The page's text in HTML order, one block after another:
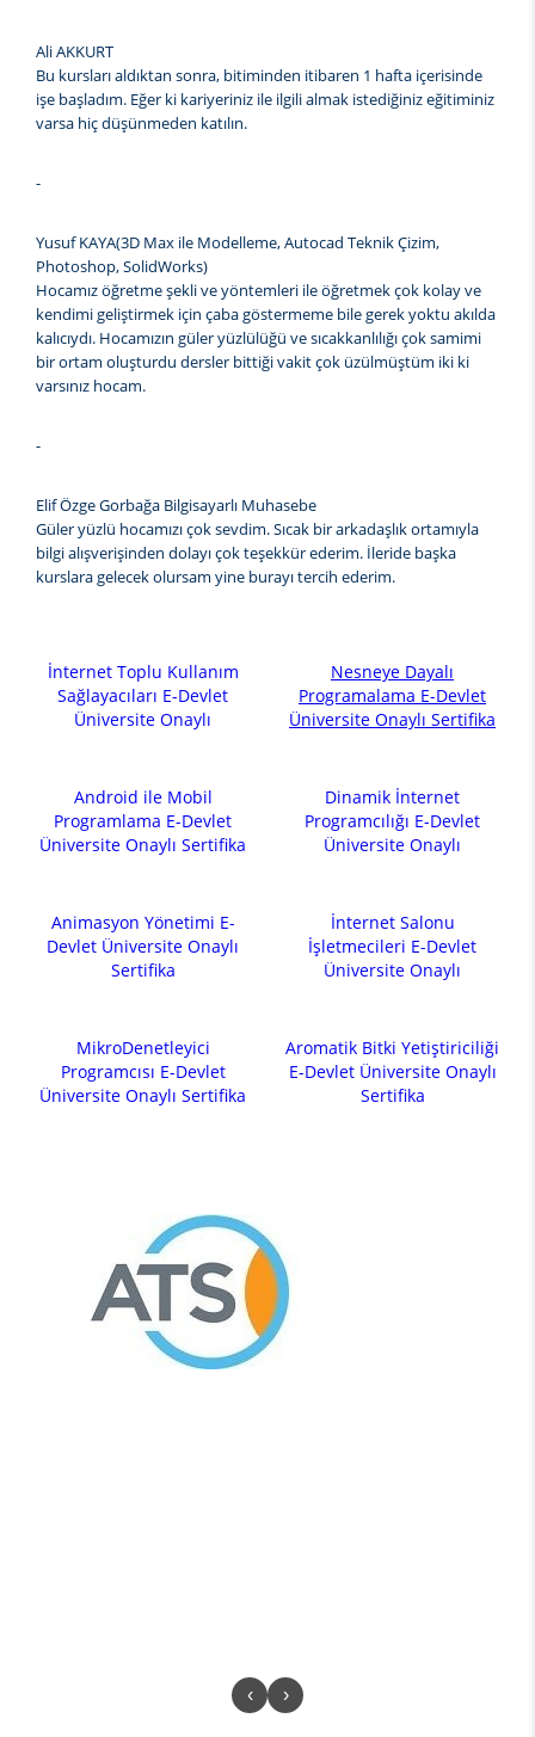
Ali AKKURT
Bu kursları aldıktan sonra, bitiminden itibaren 1 hafta içerisinde
işe başladım. Eğer ki kariyeriniz ile ilgili almak istediğiniz eğitiminiz
varsa hiç düşünmeden katılın.
-
Yusuf KAYA(3D Max ile Modelleme, Autocad Teknik Çizim,
Photoshop, SolidWorks)
Hocamız öğretme şekli ve yöntemleri ile öğretmek çok kolay ve
kendimi geliştirmek için çaba göstermeme bile gerek yoktu akılda
kalıcıydı. Hocamızın güler yüzlülüğü ve sıcakkanlılığı çok samimi
bir ortam oluşturdu dersler bittiği vakit çok üzülmüştüm iki ki
varsınız hocam.
-
Elif Özge Gorbağa Bilgisayarlı Muhasebe
Güler yüzlü hocamızı çok sevdim. Sıcak bir arkadaşlık ortamıyla
bilgi alışverişinden dolayı çok teşekkür ederim. İleride başka
kurslara gelecek olursam yine burayı tercih ederim.
İnternet Toplu Kullanım
Sağlayacıları E-Devlet
Üniversite Onaylı
Nesneye Dayalı
Programalama E-Devlet
Üniversite Onaylı Sertifika
Android ile Mobil
Programlama E-Devlet
Üniversite Onaylı Sertifika
Dinamik İnternet
Programcılığı E-Devlet
Üniversite Onaylı
Animasyon Yönetimi E-
Devlet Üniversite Onaylı
Sertifika
İnternet Salonu
İşletmecileri E-Devlet
Üniversite Onaylı
MikroDenetleyici
Programcısı E-Devlet
Üniversite Onaylı Sertifika
Aromatik Bitki Yetiştiriciliği
E-Devlet Üniversite Onaylı
Sertifika
‹ ›